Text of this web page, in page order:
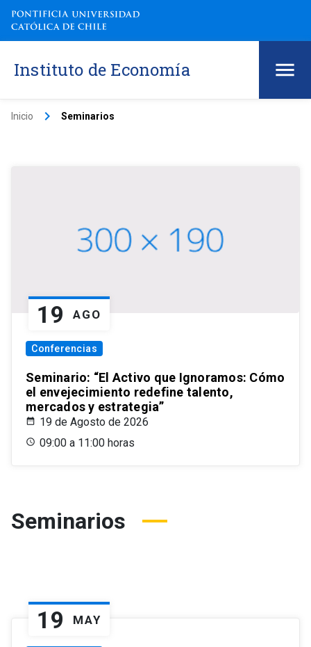
Instituto de Economía
Inicio keyboard_arrow_right Seminarios
19 AGO
Conferencias
Seminario: “El Activo que Ignoramos: Cómo
el envejecimiento redefine talento,
mercados y estrategia”
19 de Agosto de 2026
09:00 a 11:00 horas
Seminarios
19 MAY